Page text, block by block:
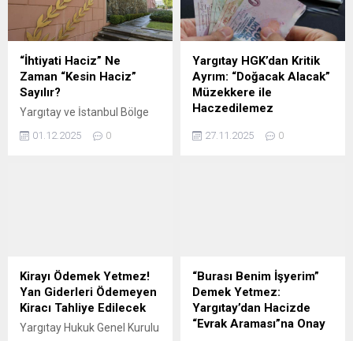
diğer tüm alacaklıların açık
rızasının şart olduğuna
hükmetti.
hükümleri uygulanır. Geçiş
tarihinden önce haczedilen
mallar hakkında ise
değişikliklerden önceki
hükümler ile ilga edilen
hükümlerin uygulanmasına
devam olunur
“İhtiyati Haciz” Ne
Zaman “Kesin Haciz”
Sayılır?
Yargıtay ve İstanbul Bölge
Adliye Mahkemesi, icra
hukukunda alacaklılar
günlük "ödeme süresinin"
geçmesiyle kesin hacze
dönüşür. Borçlunun itiraz
etmesi durumunda ise tarih
hesabı tamamen...
01.12.2025 0
Yargıtay HGK’dan Kritik
Ayrım: “Doğacak Alacak”
Müzekkere ile
Haczedilemez
Yargıtay Hukuk Genel
Kurulu, icra hukukunda
doğmamış, "müstakbel"
alacaklarının standart haciz
müzekkeresi ile
haczedilemeyeceğine,
"doğacak alacaklar" ibaresi
27.11.2025 0
Kirayı Ödemek Yetmez!
Yan Giderleri Ödemeyen
Kiracı Tahliye Edilecek
Yargıtay Hukuk Genel Kurulu
“Burası Benim İşyerim”
Demek Yetmez:
Yargıtay’dan Hacizde
“Evrak Araması”na Onay